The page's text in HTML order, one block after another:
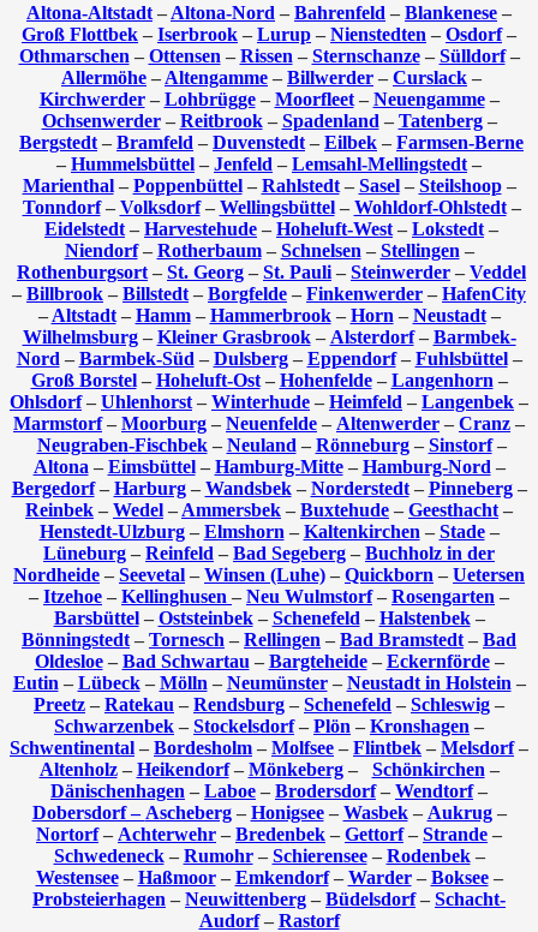
Altona-Altstadt – Altona-Nord – Bahrenfeld – Blankenese –
Groß Flottbek – Iserbrook – Lurup – Nienstedten – Osdorf–
Othmarschen – Ottensen – Rissen – Sternschanze– Sülldorf–
Allermöhe – Altengamme – Billwerder – Curslack –
Kirchwerder– Lohbrügge– Moorfleet– Neuengamme–
Ochsenwerder– Reitbrook– Spadenland – Tatenberg–
Bergstedt – Bramfeld – Duvenstedt – Eilbek – Farmsen-Berne
– Hummelsbüttel – Jenfeld – Lemsahl-Mellingstedt –
Marienthal– Poppenbüttel– Rahlstedt– Sasel– Steilshoop–
Tonndorf– Volksdorf– Wellingsbüttel– Wohldorf-Ohlstedt–
Eidelstedt – Harvestehude – Hoheluft-West – Lokstedt –
Niendorf– Rotherbaum– Schnelsen – Stellingen –
Rothenburgsort – St. Georg – St. Pauli – Steinwerder – Veddel
– Billbrook – Billstedt – Borgfelde – Finkenwerder – HafenCity
– Altstadt– Hamm– Hammerbrook– Horn – Neustadt–
Wilhelmsburg– Kleiner Grasbrook– Alsterdorf– Barmbek-
Nord – Barmbek-Süd – Dulsberg– Eppendorf– Fuhlsbüttel–
Groß Borstel– Hoheluft-Ost– Hohenfelde– Langenhorn –
Ohlsdorf– Uhlenhorst – Winterhude – Heimfeld – Langenbek –
Marmstorf– Moorburg – Neuenfelde – Altenwerder – Cranz –
Neugraben-Fischbek– Neuland – Rönneburg– Sinstorf–
Altona – Eimsbüttel– Hamburg-Mitte– Hamburg-Nord –
Bergedorf– Harburg– Wandsbek– Norderstedt– Pinneberg–
Reinbek – Wedel – Ammersbek – Buxtehude – Geesthacht –
Henstedt-Ulzburg– Elmshorn – Kaltenkirchen – Stade–
Lüneburg – Reinfeld – Bad Segeberg – Buchholz in der
Nordheide – Seevetal – Winsen (Luhe) – Quickborn – Uetersen
– Itzehoe – Kellinghusen – Neu Wulmstorf– Rosengarten –
Barsbüttel– Oststeinbek– Schenefeld – Halstenbek–
Bönningstedt – Tornesch – Rellingen – Bad Bramstedt – Bad
Oldesloe– Bad Schwartau – Bargteheide– Eckernförde–
Eutin – Lübeck– Mölln – Neumünster– Neustadt in Holstein –
Preetz – Ratekau – Rendsburg – Schenefeld – Schleswig –
Schwarzenbek – Stockelsdorf– Plön – Kronshagen –
Schwentinental – Bordesholm – Molfsee – Flintbek – Melsdorf–
Altenholz– Heikendorf– Mönkeberg– Schönkirchen –
Dänischenhagen – Laboe – Brodersdorf– Wendtorf–
Dobersdorf – Ascheberg– Honigsee– Wasbek– Aukrug–
Nortorf– Achterwehr – Bredenbek – Gettorf– Strande –
Schwedeneck– Rumohr– Schierensee– Rodenbek–
Westensee– Haßmoor– Emkendorf– Warder– Boksee–
Probsteierhagen – Neuwittenberg – Büdelsdorf– Schacht-
Audorf– Rastorf